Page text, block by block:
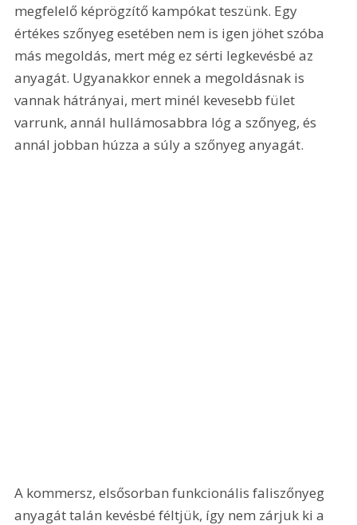
megfelelő képrögzítő kampókat teszünk. Egy
értékes szőnyeg esetében nem is igen jöhet szóba
más megoldás, mert még ez sérti legkevésbé az
anyagát. Ugyanakkor ennek a megoldásnak is
vannak hátrányai, mert minél kevesebb fület
varrunk, annál hullámosabbra lóg a szőnyeg, és
annál jobban húzza a súly a szőnyeg anyagát.
A kommersz, elsősorban funkcionális faliszőnyeg
anyagát talán kevésbé féltjük, így nem zárjuk ki a